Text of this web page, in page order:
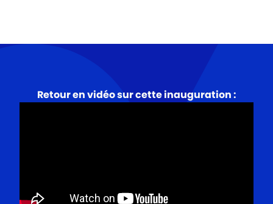
Retour en vidéo sur cette inauguration :